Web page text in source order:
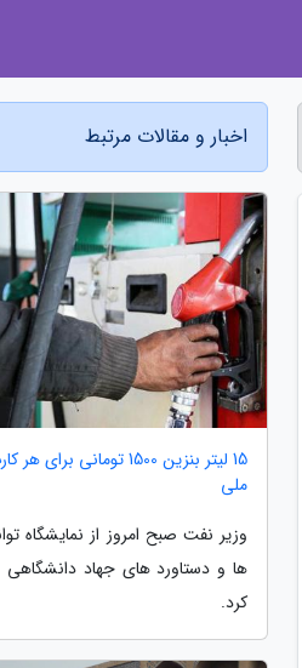
اخبار و مقالات مرتبط
15 لیتر بنزین 1500 تومانی برای هر
ملی
وزیر نفت صبح امروز از نمایشگاه
ها و دستاورد های جهاد دانشگاهی
کرد.